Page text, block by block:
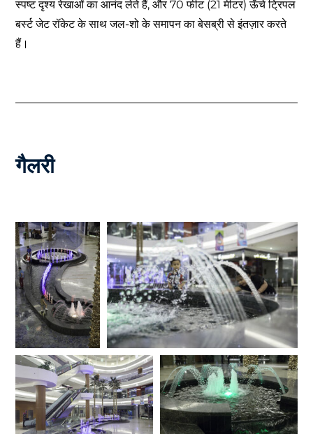
स्पष्ट दृश्य रेखाओं का आनंद लेते हैं, और 70 फीट (21 मीटर) ऊँचे ट्रिपल
बर्स्ट जेट रॉकेट के साथ जल-शो के समापन का बेसब्री से इंतज़ार करते
हैं।
गैलरी